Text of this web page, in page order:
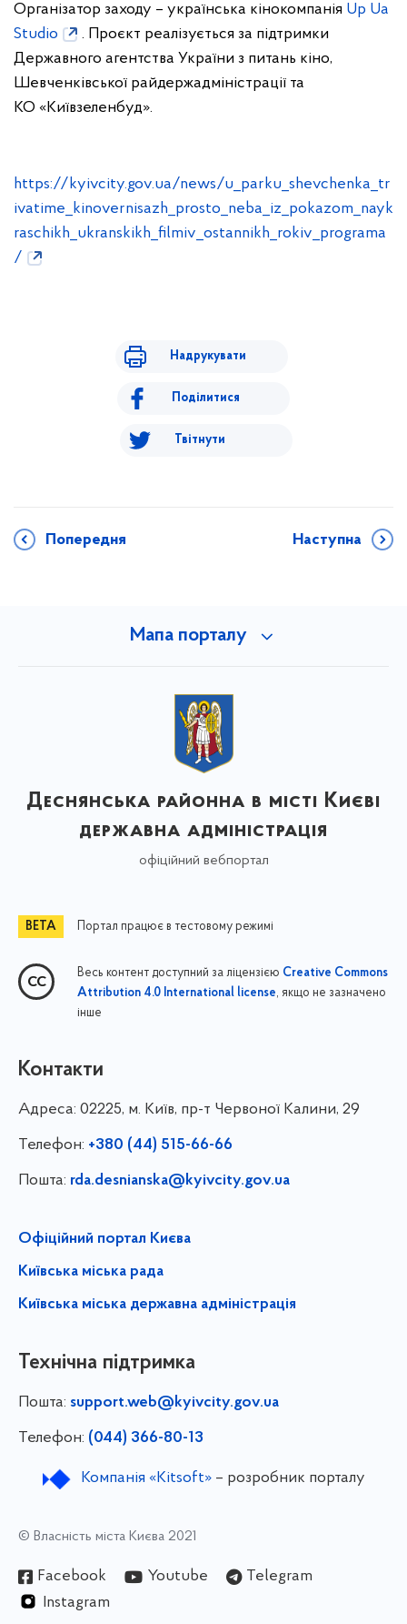
Організатор заходу – українська кінокомпанія Up Ua
Studio
. Проєкт реалізується за підтримки
Державного агентства України з питань кіно,
Шевченківської райдержадміністрації та
КО «Київзеленбуд».
https://kyivcity.gov.ua/news/u_parku_shevchenka_tr
ivatime_kinovernisazh_prosto_neba_iz_pokazom_nayk
raschikh_ukranskikh_filmiv_ostannikh_rokiv_programa
/
Надрукувати
Поділитися
Твітнути
Попередня Наступна
Мапа порталу
Деснянська районна в місті Києві
державна адміністрація
офіційний вебпортал
Портал працює в тестовому режимі
Весь контент доступний за ліцензією Creative Commons
Attribution 4.0 International license, якщо не зазначено
інше
Контакти
Адреса: 02225, м. Київ, пр-т Червоної Калини, 29
Телефон: +380 (44) 515-66-66
Пошта: rda.desnianska@kyivcity.gov.ua
Офіційний портал Києва
Київська міська рада
Київська міська державна адміністрація
Технічна підтримка
Пошта: support.web@kyivcity.gov.ua
Телефон: (044) 366-80-13
Компанія «Kitsoft»– розробник порталу
© Власність міста Києва 2021
Facebook Youtube
Telegram
Instagram